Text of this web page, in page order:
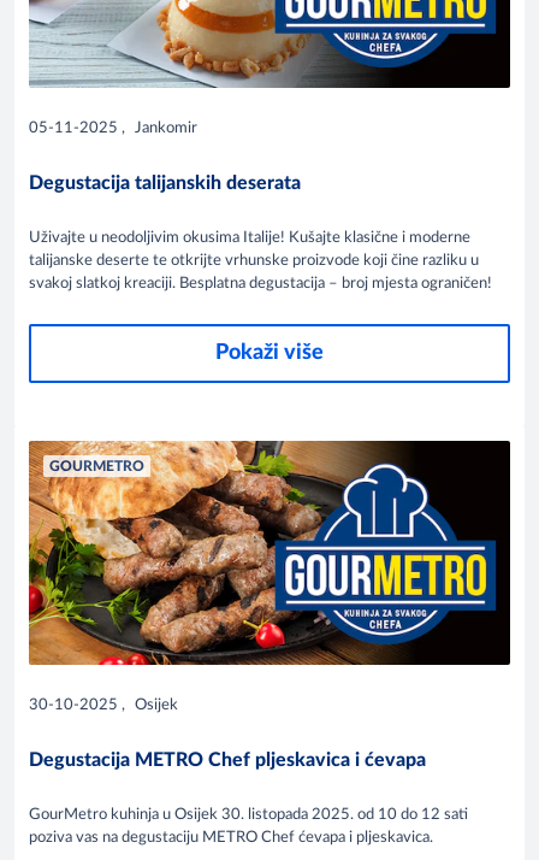
05-11-2025 , Jankomir
Degustacija talijanskih deserata
Uživajte u neodoljivim okusima Italije! Kušajte klasične i moderne
talijanske deserte te otkrijte vrhunske proizvode koji čine razliku u
svakoj slatkoj kreaciji. Besplatna degustacija – broj mjesta ograničen!
Pokaži više
GOURMETRO
30-10-2025 , Osijek
Degustacija METRO Chef pljeskavica i ćevapa
GourMetro kuhinja u Osijek 30. listopada 2025. od 10 do 12 sati
poziva vas na degustaciju METRO Chef ćevapa i pljeskavica.